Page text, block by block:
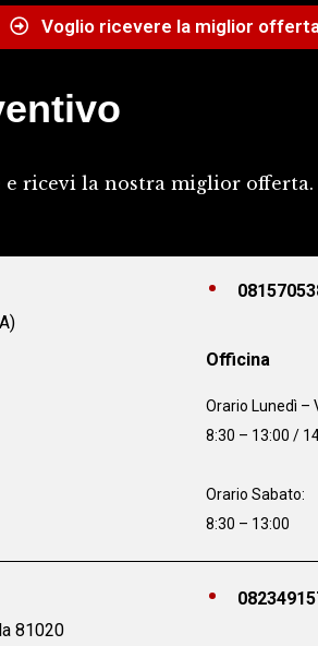
Voglio ricevere la miglior
ricevi la nostra miglior offerta.
Officina
Orario Lunedì –
8:30 – 13:00 /
Orario Sabato:
8:30 – 13:00
81020